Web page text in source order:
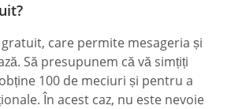
care permite mesageria și
Să presupunem că vă simțiți
100 de meciuri și pentru a
În acest caz, nu este nevoie